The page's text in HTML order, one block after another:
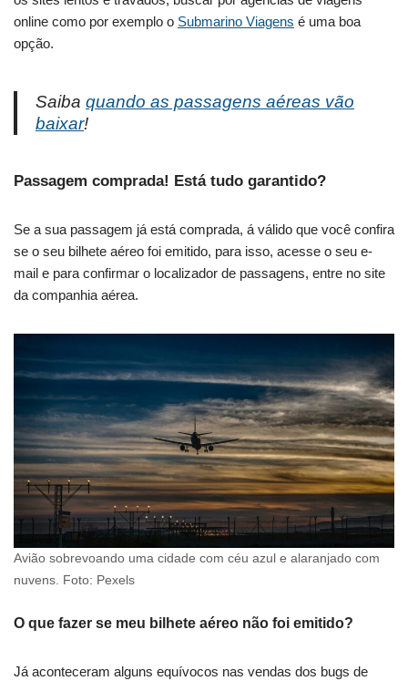
online como por exemplo o Submarino Viagens é uma boa
opção.
Saiba quando as passagens aéreas vão
baixar!
Passagem comprada! Está tudo garantido?
Se a sua passagem já está comprada, á válido que você confira
se o seu bilhete aéreo foi emitido, para isso, acesse o seu e-
mail e para confirmar o localizador de passagens, entre no site
da companhia aérea.
Avião sobrevoando uma cidade com céu azul e alaranjado com
nuvens. Foto: Pexels
O que fazer se meu bilhete aéreo não foi emitido?
Já aconteceram alguns equívocos nas vendas dos bugs de